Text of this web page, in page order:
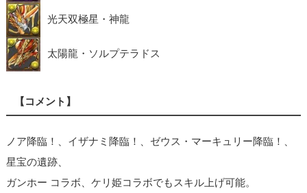
光天双極星・神龍
太陽龍・ソルプテラドス
【コメント】
ノア降臨！、イザナミ降臨！、ゼウス・マーキュリー降臨！、
星宝の遺跡、
ガンホー コラボ、ケリ姫コラボでもスキル上げ可能。